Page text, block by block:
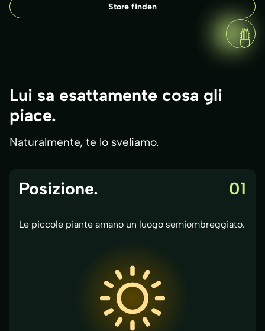
Store finden
Lui sa esattamente cosa gli
piace.
Naturalmente, te lo sveliamo.
Posizione.
Le piccole piante amano un luogo semiombreggiato.
01